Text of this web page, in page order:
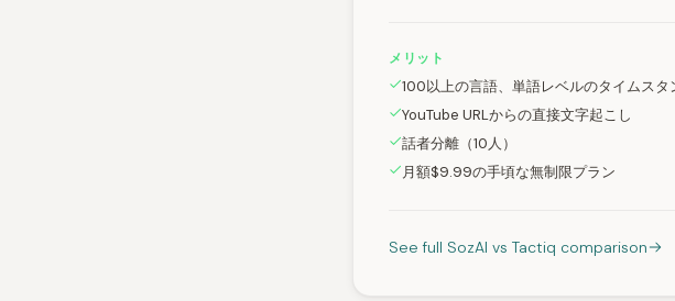
メリット
100以上の言語、単語レベルのタイムスタ
YouTube URLからの直接文字起こし
話者分離（10人）
月額$9.99の手頃な無制限プラン
See full SozAI vs Tactiq comparison